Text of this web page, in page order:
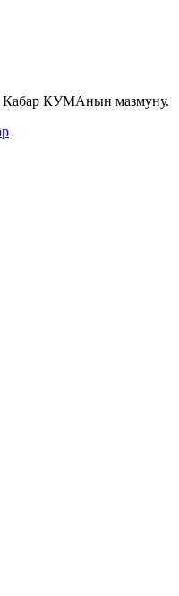
Кабар КУМАнын мазмуну.